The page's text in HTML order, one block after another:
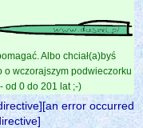
Albo chciał(a)byś
o wczorajszym podwieczorku
od 0 do 201 lat ;-)
error occurred